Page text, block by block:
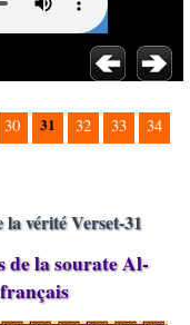
30 31 32 33
34
vérité Verset-31
de la sourate Al-